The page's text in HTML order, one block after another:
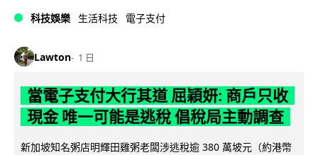
科技娛樂 生活科技 電子支付
Lawton 1 日
當電子支付大行其道 屈穎妍: 商戶只收
現金 唯一可能是逃稅 倡稅局主動調查
新加坡知名粥店明輝田雞粥老闆涉逃稅逾 380 萬坡元（約港幣